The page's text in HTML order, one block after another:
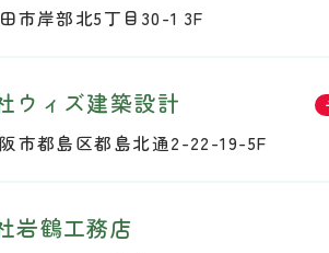
市岸部北5丁目30-1 3F
ウィズ建築設計
市都島区都島北通2-22-19-5F
岩鶴工務店